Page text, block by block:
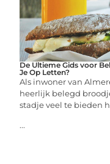
De Ultieme Gids voor
Je Op Letten?
Als inwoner van
heerlijk belegd
stadje veel te bieden
...